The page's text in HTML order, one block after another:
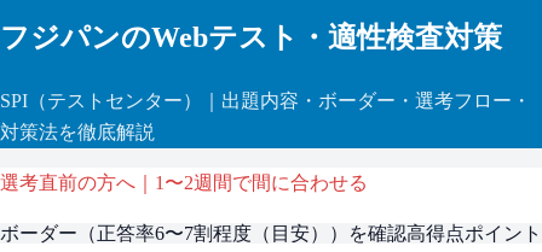
フジパンのWebテスト・適性検査対策
SPI （テストセンター）
｜出題内容・ボーダー・選考フロー・
対策法を徹底解説
選考直前の方へ｜1〜2週間で間に合わせる
ボーダー（正答率6〜7割程度（目安） ）を確認高得点ポイント